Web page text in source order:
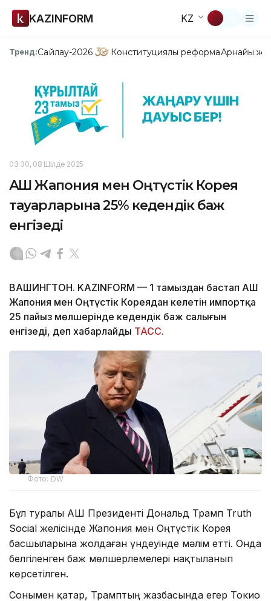
KAZINFORM KZ
Тренд:Сайлау-2026 Конституциялық реформаАрнайы
03:30, 08 Шілде 2025
АҚШ Жапония мен Оңтүстік Корея
тауарларына 25% кедендік баж
енгізеді
ВАШИНГТОН. KAZINFORM — 1 тамыздан бастап АҚШ
Жапония мен Оңтүстік Кореядан келетін импортқа
25 пайыз мөлшерінде кедендік баж салығын
енгізеді, деп хабарлайды ТАСС.
Фото: DW
Бұл туралы АҚШ Президенті Дональд Трамп Truth
Social желісінде Жапония мен Оңтүстік Корея
басшыларына жолдаған үндеуінде мәлім етті. Онда
белгіленген баж мөлшерлемелері нақтыланып
көрсетілген.
Сонымен қатар, Трамптың жазбасында егер Токио